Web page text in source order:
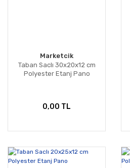
Marketcik
Taban Saclı 30x20x12 cm
Polyester Etanj Pano
0,00 TL